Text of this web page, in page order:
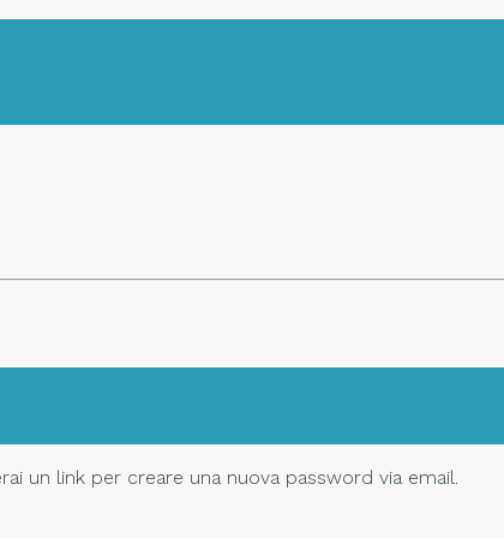
un link per creare una nuova password via email.